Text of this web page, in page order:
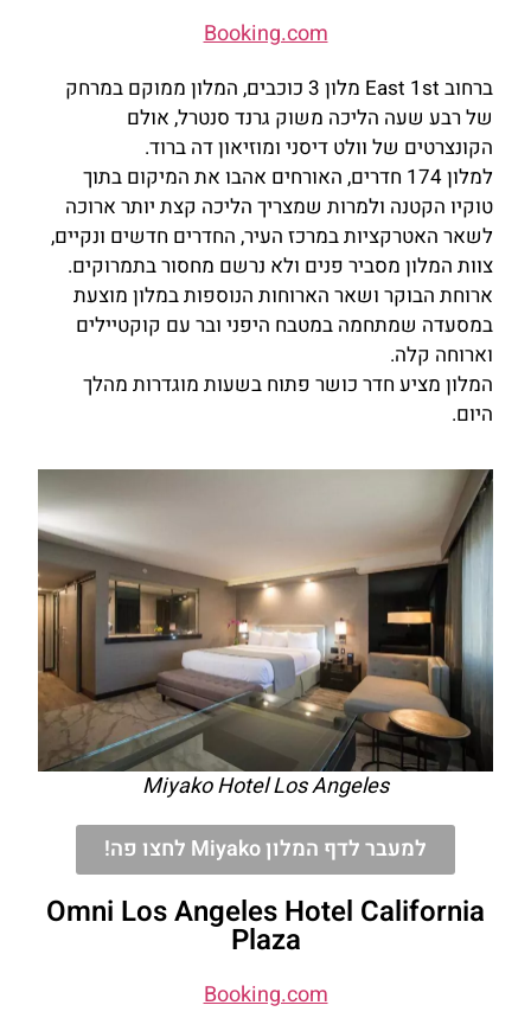
Booking.com
ברחוב East 1 st
מלון 3 כוכבים, המלון ממוקם במרחק
של רבע שעה הליכה משוק גרנד סנטרל, אולם
הקונצרטים של וולט דיסני ומוזיאון דה ברוד.
למלון 174 חדרים, האורחים אהבו את המיקום בתוך
טוקיו הקטנה ולמרות שמצריך הליכה קצת יותר ארוכה
לשאר האטרקציות במרכז העיר, החדרים חדשים ונקיים,
צוות המלון מסביר פנים ולא נרשם מחסור בתמרוקים.
ארוחת הבוקר ושאר הארוחות הנוספות במלון מוצעת
במסעדה שמתחמה במטבח היפני ובר עם קוקטיילים
וארוחה קלה.
המלון מציע חדר כושר פתוח בשעות מוגדרות מהלך
היום.
Miyako Hotel Los Angeles
למעבר לדף המלון Miyako לחצו פה!
Omni Los Angeles Hotel California
Plaza
Booking.com